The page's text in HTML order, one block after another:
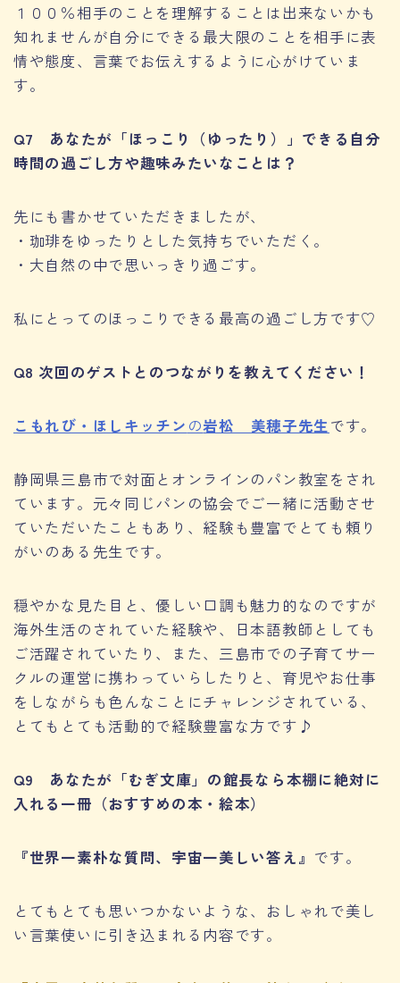
１００％相手のことを理解することは出来ないかも
知れませんが自分にできる最大限のことを相手に表
情や態度、言葉でお伝えするように心がけていま
す。
Q7 あなたが「ほっこり（ゆったり）」できる自分
時間の過ごし方や趣味みたいなことは？
先にも書かせていただきましたが、
・珈琲をゆったりとした気持ちでいただく。
・大自然の中で思いっきり過ごす。
私にとってのほっこりできる最高の過ごし方です♡
Q8 次回のゲストとのつながりを教えてください！
こもれび・ほしキッチン の岩松 美穂子先生 です。
静岡県三島市で対面とオンラインのパン教室をされ
ています。元々同じパンの協会でご一緒に活動させ
ていただいたこともあり、経験も豊富でとても頼り
がいのある先生です。
穏やかな見た目と、優しい口調も魅力的なのですが
海外生活のされていた経験や、日本語教師としても
ご活躍されていたり、また、三島市での子育てサー
クルの運営に携わっていらしたりと、育児やお仕事
をしながらも色んなことにチャレンジされている、
とてもとても活動的で経験豊富な方です♪
Q9 あなたが「むぎ文庫」の館長なら本棚に絶対に
入れる一冊（おすすめの本・絵本）
『世界一素朴な質問、宇宙一美しい答え』 です。
とてもとても思いつかないような、おしゃれで美し
い言葉使いに引き込まれる内容です。